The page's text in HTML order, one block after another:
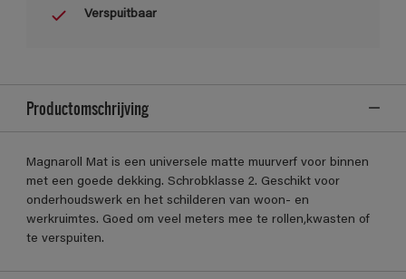
Verspuitbaar
Productomschrijving
Magnaroll Mat is een universele matte muurverf voor binnen
met een goede dekking. Schrobklasse 2. Geschikt voor
onderhoudswerk en het schilderen van woon- en
werkruimtes. Goed om veel meters mee te rollen,kwasten of
te verspuiten.